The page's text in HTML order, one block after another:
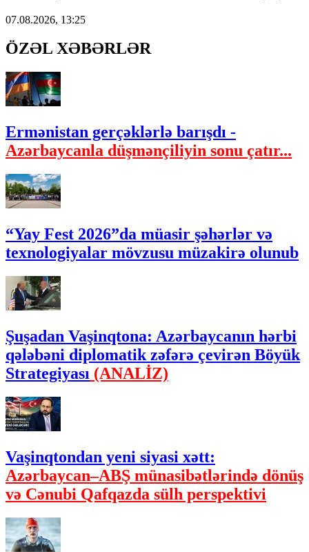
07.08.2026, 13:25
ÖZƏL XƏBƏRLƏR
Ermənistan gerçəklərlə barışdı -
Azərbaycanla düşmənçiliyin sonu çatır...
“Yay Fest 2026”da müasir şəhərlər və
texnologiyalar mövzusu müzakirə olunub
Şuşadan Vaşinqtona: Azərbaycanın hərbi
qələbəni diplomatik zəfərə çevirən Böyük
Strategiyası (ANALİZ)
Vaşinqtondan yeni siyasi xətt:
Azərbaycan–ABŞ münasibətlərində dönüş
və Cənubi Qafqazda sülh perspektivi